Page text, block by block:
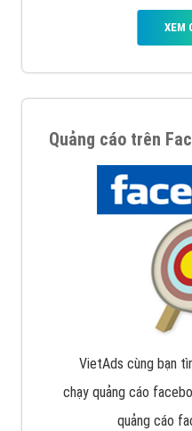
XEM
Quảng cáo trên
VietAds cùng bạn
chạy quảng cáo
quảng cáo